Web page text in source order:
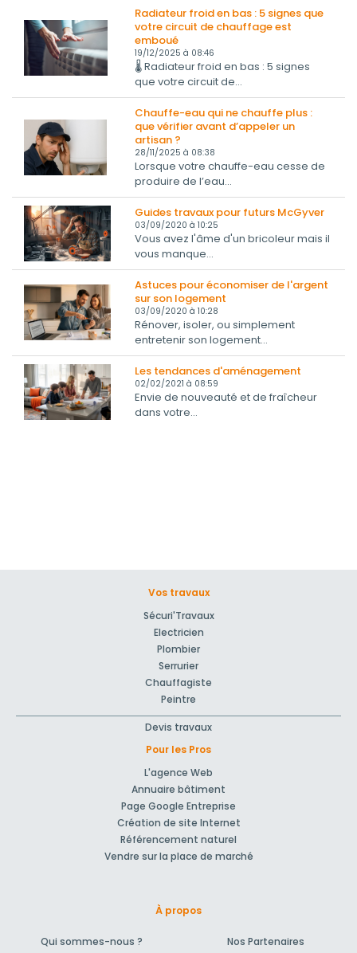
Radiateur froid en bas : 5 signes que
votre circuit de chauffage est
emboué
19/12/2025 à 08:46
🌡️ Radiateur froid en bas : 5 signes
que votre circuit de...
Chauffe-eau qui ne chauffe plus :
que vérifier avant d’appeler un
artisan ?
28/11/2025 à 08:38
Lorsque votre chauffe-eau cesse de
produire de l’eau...
Guides travaux pour futurs McGyver
03/09/2020 à 10:25
Vous avez l'âme d'un bricoleur mais il
vous manque...
Astuces pour économiser de l'argent
sur son logement
03/09/2020 à 10:28
Rénover, isoler, ou simplement
entretenir son logement...
Les tendances d'aménagement
02/02/2021 à 08:59
Envie de nouveauté et de fraîcheur
dans votre...
Vos travaux
Sécuri'Travaux
Electricien
Plombier
Serrurier
Chauffagiste
Peintre
Devis travaux
Pour les Pros
L'agence Web
Annuaire bâtiment
Page Google Entreprise
Création de site Internet
Référencement naturel
Vendre sur la place de marché
À propos
Qui sommes-nous ?
Nos Partenaires